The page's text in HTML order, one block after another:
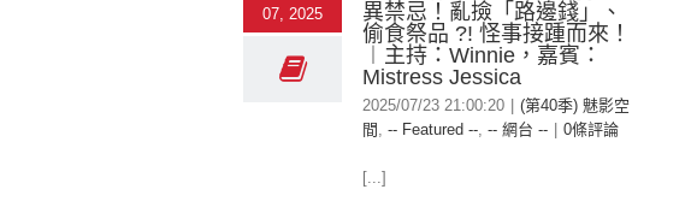
07, 2025
異禁忌！亂撿「路邊錢」、
偷食祭品 ?! 怪事接踵而來！
︱主持：Winnie，嘉賓：
Mistress Jessica
2025/07/23 21:00:20
(第40季) 魅影空
間 , -- Featured --, -- 網台 -- 0條評論
[...]